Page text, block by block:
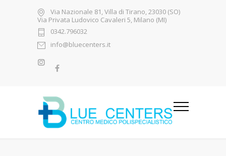
Via Nazionale 81, Villa di Tirano, 23030 (SO)
Via Privata Ludovico Cavaleri 5, Milano (MI)
0342.796032
info@bluecenters.it